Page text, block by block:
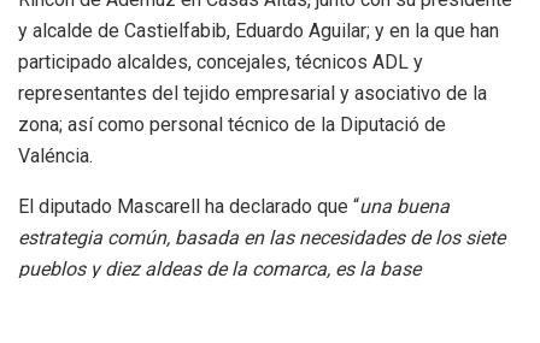
y alcalde de Castielfabib, Eduardo Aguilar; y en la que han
participado alcaldes, concejales, técnicos ADL y
representantes del tejido empresarial y asociativo de la
zona; así como personal técnico de la Diputació de
Valéncia.
El diputado Mascarell ha declarado que “una buena
estrategia común, basada en las necesidades de los siete
pueblos y diez aldeas de la comarca, es la base